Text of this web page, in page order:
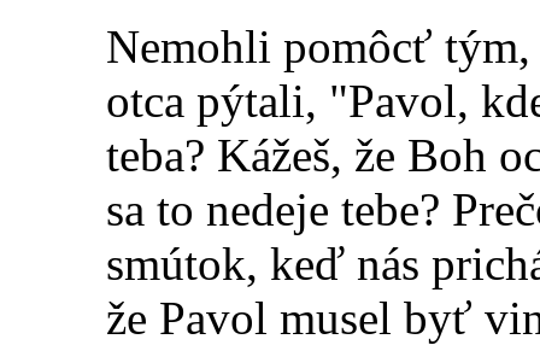
Nemohli pomôcť tým,
otca pýtali, "Pavol,
teba? Kážeš, že Boh
sa to nedeje tebe?
smútok, keď nás
že Pavol musel byť